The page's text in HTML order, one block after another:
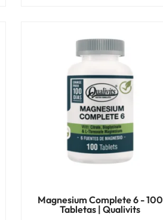
Magnesium Complete 6 - 100
Tabletas | Qualivits